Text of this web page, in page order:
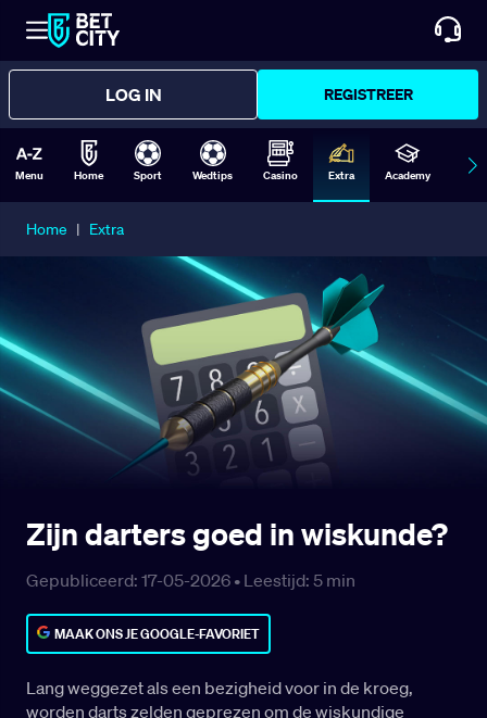
LOG IN REGISTREER
Menu Home Sport Wedtips Casino Extra Academy
Home | Extra
Zijn darters goed in wiskunde?
Gepubliceerd: 17-05-2026 • Leestijd: 5 min
MAAK ONS JE GOOGLE-FAVORIET
Lang weggezet als een bezigheid voor in de kroeg,
worden darts zelden geprezen om de wiskundige